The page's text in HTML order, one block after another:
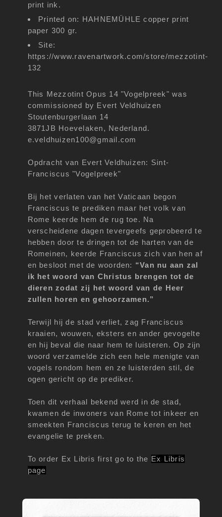
print ink.
Printed on: HAHNEMÜHLE copper print
paper 300 gr.
Site:
https://www.ravenartwork.com/store/mezzotint-
132
This Mezzotint Opus 14 "Vogelpreek" was
commissioned by Evert Veldhuizen
Stoutenburgerlaan 14
3871JB Hoevelaken, Nederland.
e.veldhuizen100@gmail.com
Opdracht van Evert Veldhuizen: Sint-
Franciscus "Vogelpreek"
Bij het verlaten van het Vaticaan begon
Franciscus te prediken maar het volk van
Rome keerde hem de rug toe. Na
verscheidene dagen tevergeefs geprobeerd te
hebben door te dringen tot de harten van de
Romeinen, keerde Franciscus zich van hen af
en besloot met de woorden: “Van nu aan zal
ik het woord van Christus brengen tot de
dieren zodat zij het woord van de Heer
zullen horen en gehoorzamen.”
Terwijl hij de stad verliet, zag Franciscus
kraaien, wouwen, eksters en ander gevogelte
en hij beval die naar hem te luisteren. Op zijn
woord verzamelde zich een hele menigte van
vogels rondom hem en ze luisterden stil, de
ogen gericht op de prediker.
Toen dit verhaal bekend werd in de stad,
kwamen de inwoners van Rome tot inkeer en
smeekten Franciscus terug te keren en het
evangelie te preken.
To order Ex Libris first go to the Ex Libris
page